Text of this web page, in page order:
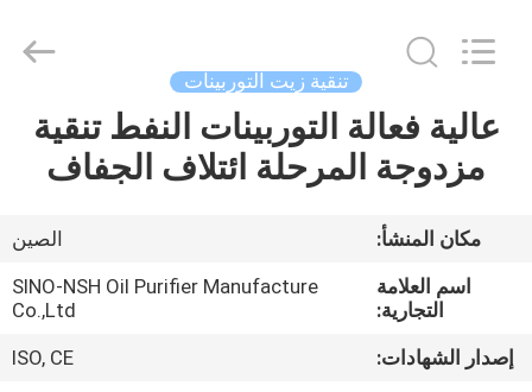
الصفحة
الرئيسية
منتجات
معلومات
عنا
Manufacture
Reserved.
تنقية زيت التوربينات
عالية فعالة التوربينات النفط تنقية
مزدوجة المرحلة ائتلاف الجفاف
مكان المنشأ:
الصين
اسم العلامة
التجارية:
SINO-NSH Oil Purifier Manufacture
Co.,Ltd
إصدار الشهادات:
ISO, CE